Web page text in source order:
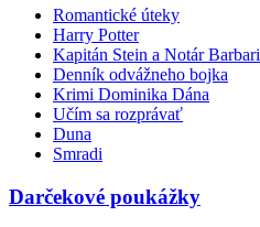
Romantické úteky
Harry Potter
Kapitán Stein a Notár
Denník odvážneho bojka
Krimi Dominika Dána
Učím sa rozprávať
Duna
Smradi
Darčekové poukážky